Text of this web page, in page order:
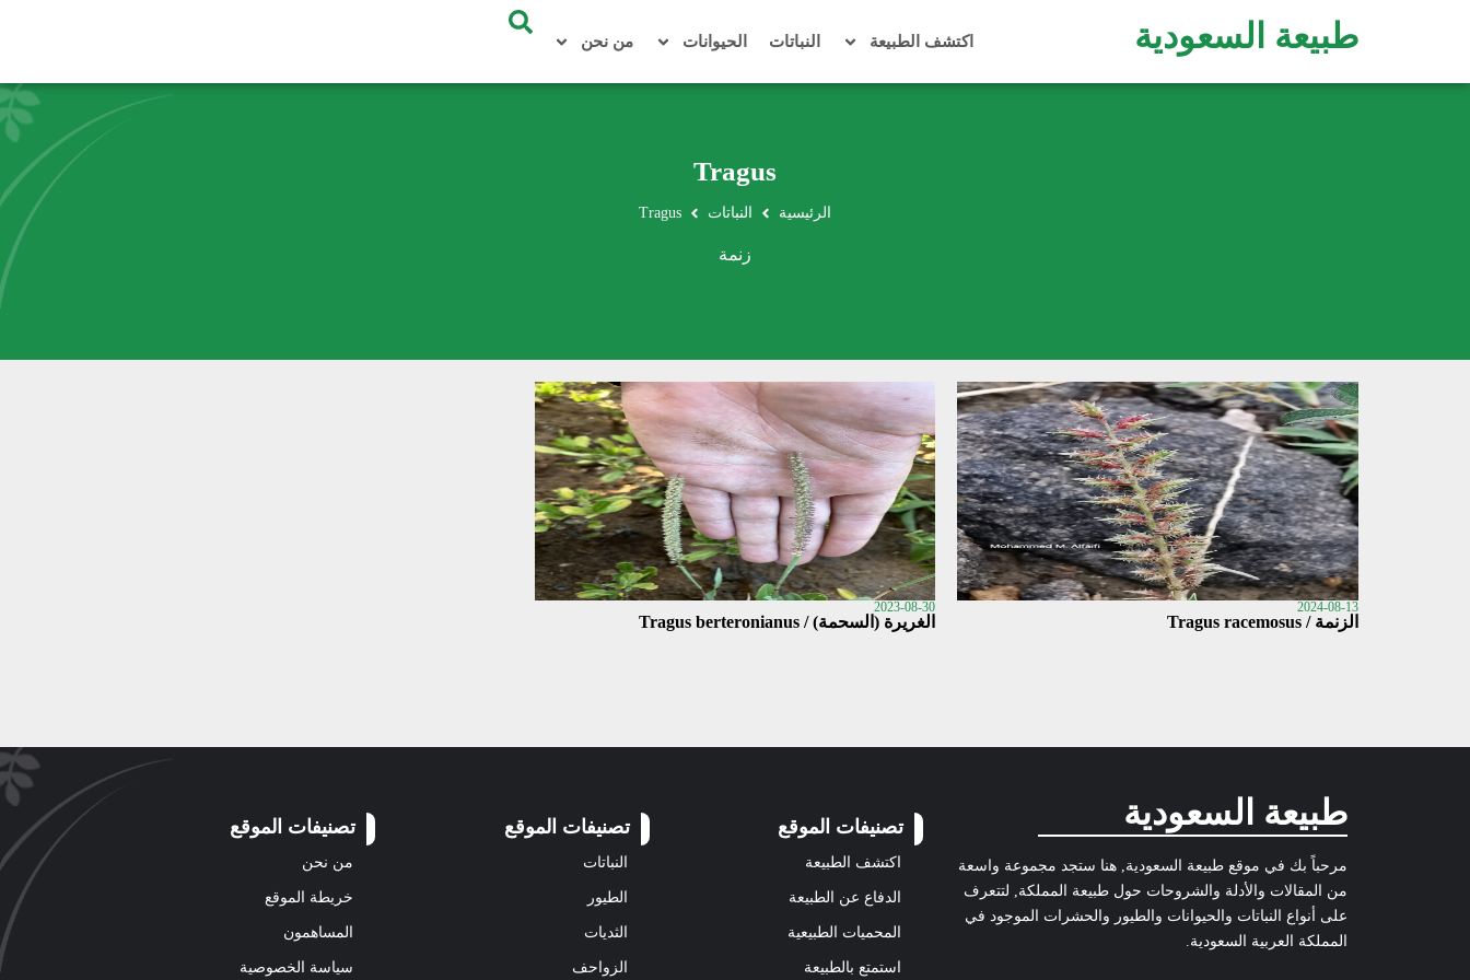
طبيعة السعودية اكتشف الطبيعة النباتات الحيوانات من نحن
Tragus
الرئيسية النباتات Tragus
زنمة
2024-08-13
الزنمة / Tragus racemosus
2023-08-30
الغريرة (السحمة) / Tragus berteronianus
طبيعة السعودية
مرحباً بك في موقع طبيعة السعودية, هنا ستجد مجموعة واسعة
من المقالات والأدلة والشروحات حول طبيعة المملكة, لتتعرف
على أنواع النباتات والحيوانات والطيور والحشرات الموجود في
المملكة العربية السعودية.
تصنيفات الموقع
اكتشف الطبيعة
الدفاع عن الطبيعة
المحميات الطبيعية
استمتع بالطبيعة
تصنيفات الموقع
النباتات
الطيور
الثديات
الزواحف
تصنيفات الموقع
من نحن
خريطة الموقع
المساهمون
سياسة الخصوصية